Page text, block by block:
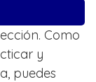
Como
y
puedes